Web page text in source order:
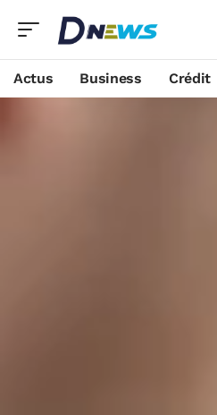
Actus Business Crédit